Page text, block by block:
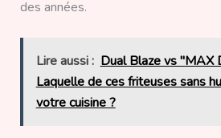
des années.
Lire aussi : Dual Blaze vs "MAX
Laquelle de ces friteuses sans
votre cuisine ?